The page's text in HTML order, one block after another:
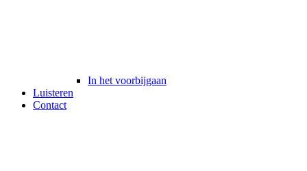
In het voorbijgaan
Luisteren
Contact